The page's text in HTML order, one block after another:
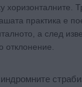
хоризонталните.
практика е
а след
отклонение.